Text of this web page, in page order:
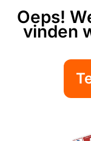
Oeps!
vinden